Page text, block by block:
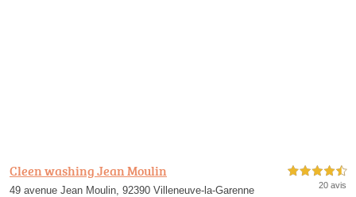
Cleen washing Jean Moulin
49 avenue Jean Moulin, 92390 Villeneuve-la-Garenne
4,5 étoiles sur 5
20 avis